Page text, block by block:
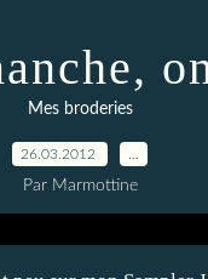
Mes broderies
26.03.2012
Par Marmottine